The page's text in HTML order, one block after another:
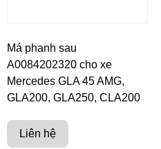
Má phanh sau
A0084202320 cho xe
Mercedes GLA 45 AMG,
GLA200, GLA250, CLA200
Liên hệ